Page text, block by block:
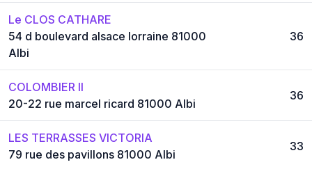
Le CLOS CATHARE
54 d boulevard alsace lorraine 81000
Albi
36
COLOMBIER II
20-22 rue marcel ricard 81000 Albi
36
LES TERRASSES VICTORIA
79 rue des pavillons 81000 Albi
33